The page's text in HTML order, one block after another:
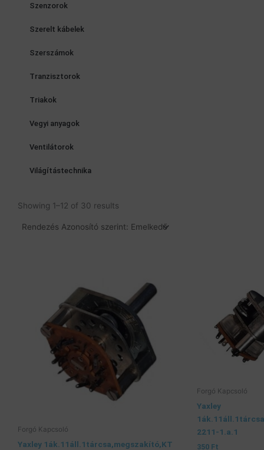
Szenzorok
Szerelt kábelek
Szerszámok
Tranzisztorok
Triakok
Vegyi anyagok
Ventilátorok
Világítástechnika
Showing 1–12 of 30 results
Forgó Kapcsoló
Yaxley 1ák.11áll.1tárcsa,megszakító,KT
Forgó Kapcsoló
Yaxley
2211-1.a.1
350 Ft